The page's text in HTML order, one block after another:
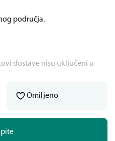
područja.
dostave nisu uključeni u
Omiljeno